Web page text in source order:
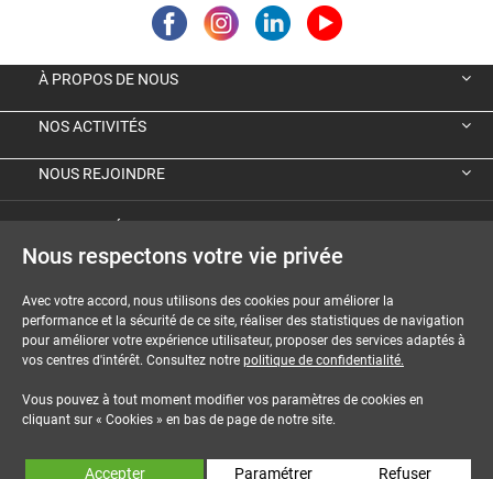
À PROPOS DE NOUS
NOS ACTIVITÉS
NOUS REJOINDRE
MENTIONS LÉGALES
CGU-CGV
COOKIES
NOUS CONTACTER
Nous respectons votre vie privée
Avec votre accord, nous utilisons des cookies pour améliorer la
performance et la sécurité de ce site, réaliser des statistiques de navigation
pour améliorer votre expérience utilisateur, proposer des services adaptés à
vos centres d'intérêt. Consultez notre politique de confidentialité.
Vous pouvez à tout moment modifier vos paramètres de cookies en
cliquant sur « Cookies » en bas de page de notre site.
Accepter Paramétrer Refuser